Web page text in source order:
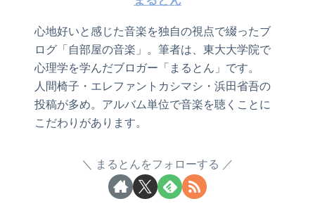
心地好いと感じた音楽を独自の視点で綴ったブ
ログ「自部屋の音楽」。筆者は、東大大学院で
心理学を学んだブロガー「まるとん」です。
人間椅子・エレファントカシマシ・浜田省吾の
投稿が多め。アルバム単位で音楽を聴くことに
こだわりがあります。
まるとんをフォローする